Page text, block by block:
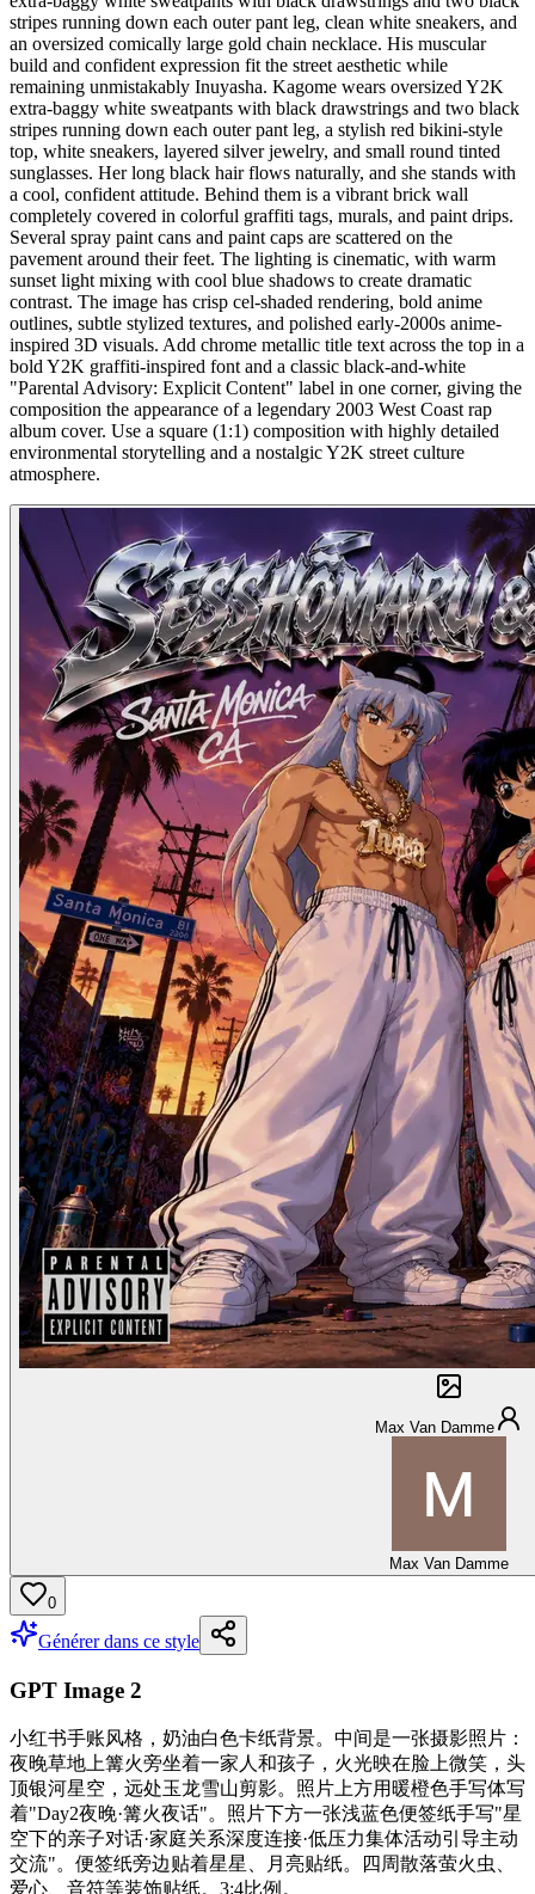
stripes running down each outer pant leg, clean white sneakers, and
an oversized comically large gold chain necklace. His muscular
build and confident expression fit the street aesthetic while
remaining unmistakably Inuyasha. Kagome wears oversized Y2K
extra-baggy white sweatpants with black drawstrings and two black
stripes running down each outer pant leg, a stylish red bikini-style
top, white sneakers, layered silver jewelry, and small round tinted
sunglasses. Her long black hair flows naturally, and she stands with
a cool, confident attitude. Behind them is a vibrant brick wall
completely covered in colorful graffiti tags, murals, and paint drips.
Several spray paint cans and paint caps are scattered on the
pavement around their feet. The lighting is cinematic, with warm
sunset light mixing with cool blue shadows to create dramatic
contrast. The image has crisp cel-shaded rendering, bold anime
outlines, subtle stylized textures, and polished early-2000s anime-
inspired 3D visuals. Add chrome metallic title text across the top in a
bold Y2K graffiti-inspired font and a classic black-and-white
"Parental Advisory: Explicit Content" label in one corner, giving the
composition the appearance of a legendary 2003 West Coast rap
album cover. Use a square (1:1) composition with highly detailed
environmental storytelling and a nostalgic Y2K street culture
atmosphere.
Max Van Damme
Max Van Damme
0
Générer dans ce style
GPT Image 2
小红书手账风格，奶油白色卡纸背景。中间是一张摄影照片：
夜晚草地上篝火旁坐着一家人和孩子，火光映在脸上微笑，头
顶银河星空，远处玉龙雪山剪影。照片上方用暖橙色手写体写
着"Day2夜晚·篝火夜话"。照片下方一张浅蓝色便签纸手写"星
空下的亲子对话·家庭关系深度连接·低压力集体活动引导主动
交流"。便签纸旁边贴着星星、月亮贴纸。四周散落萤火虫、
爱心、音符等装饰贴纸。3:4比例。